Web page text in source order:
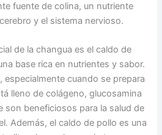
fuente de colina, un nutriente
y el sistema nervioso.
de la changua es el caldo de
base rica en nutrientes y sabor.
especialmente cuando se prepara
lleno de colágeno, glucosamina
son beneficiosos para la salud de
Además, el caldo de pollo es una